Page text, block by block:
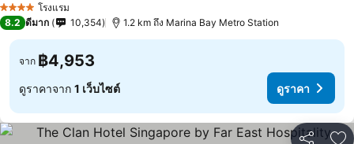
4 ดาว
โรงแรม
8.2 ดีมาก 10,354 1.2 km ถึง Marina Bay Metro Station
จาก ฿4,953
ดูราคาจาก 1 เว็บไซต์ ดูราคา